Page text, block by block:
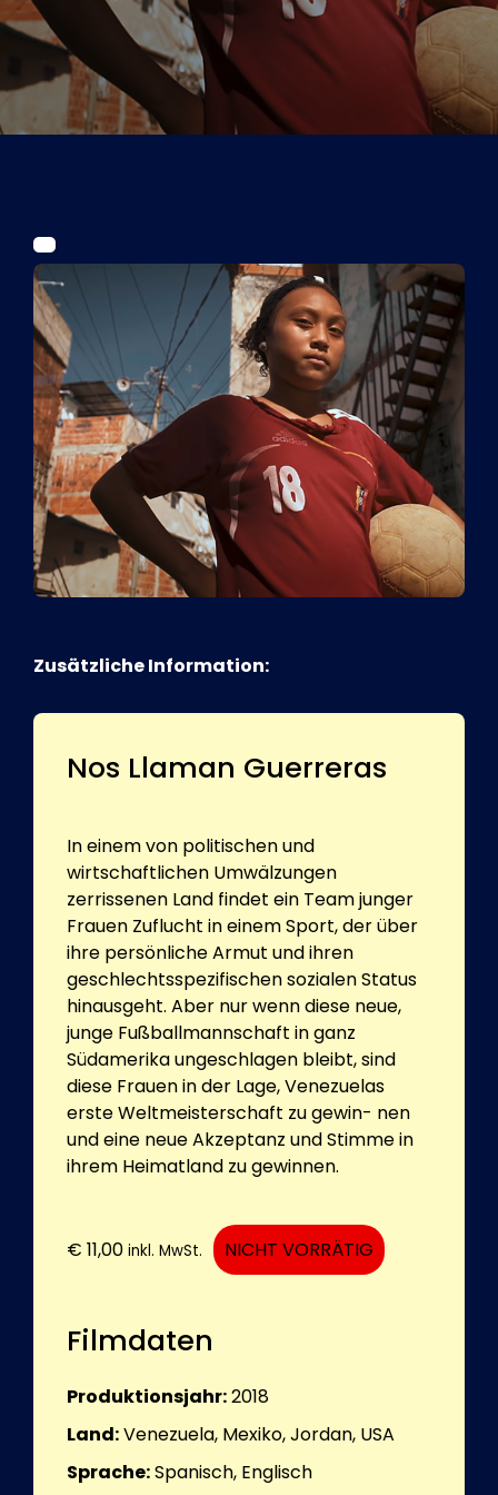
Tickets
Kurier Romy 2026
Zusätzliche Information:
Nos Llaman Guerreras
In einem von politischen und
wirtschaftlichen Umwälzungen
zerrissenen Land findet ein Team junger
Frauen Zuflucht in einem Sport, der über
ihre persönliche Armut und ihren
geschlechtsspezifischen sozialen Status
hinausgeht. Aber nur wenn diese neue,
junge Fußballmannschaft in ganz
Südamerika ungeschlagen bleibt, sind
diese Frauen in der Lage, Venezuelas
erste Weltmeisterschaft zu gewin- nen
und eine neue Akzeptanz und Stimme in
ihrem Heimatland zu gewinnen.
€ 11,00 inkl. MwSt. NICHT VORRÄTIG
Filmdaten
Produktionsjahr:2018
Land:Venezuela, Mexiko, Jordan, USA
Sprache:Spanisch, Englisch